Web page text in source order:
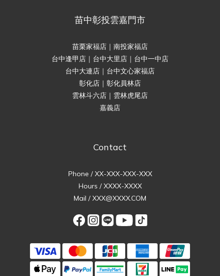
苗中彰投雲嘉門市
苗栗家福店｜南投家福店
台中逢甲店｜台中大里店｜台中一中店
台中大連店｜台中文心家福店
彰化店｜彰化員林店
雲林斗六店｜雲林虎尾店
嘉義店
Contact
Phone / XX-XXX-XXX-XXX
Hours / XXXX-XXXX
Mail / XXX@XXXX.COM